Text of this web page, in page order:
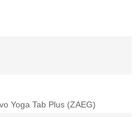
Yoga Tab Plus (ZAEG)